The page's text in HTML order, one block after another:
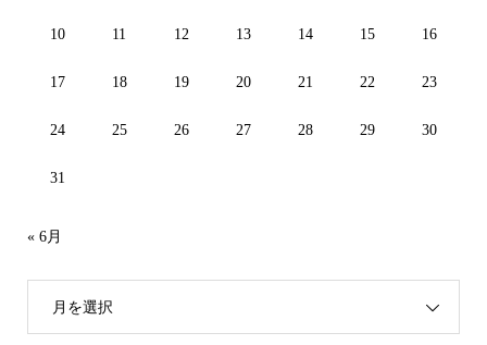
10 11 12 13 14 15 16
17 18 19 20 21 22 23
24 25 26 27 28 29 30
31
« 6月
月を選択